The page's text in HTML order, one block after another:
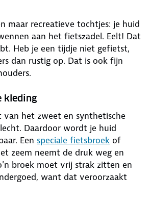
maar recreatieve tochtjes: je huid
aan het fietszadel. Eelt! Dat
Heb je een tijdje niet gefietst,
dan rustig op. Dat is ook fijn
kleding
het zweet en synthetische
Daardoor wordt je huid
Een speciale fietsbroek of
zeem neemt de druk weg en
broek moet vrij strak zitten en
want dat veroorzaakt